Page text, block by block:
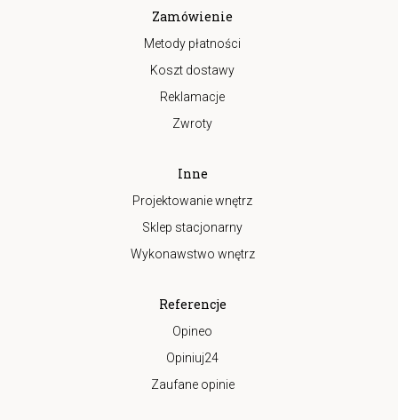
Zamówienie
Metody płatności
Koszt dostawy
Reklamacje
Zwroty
Inne
Projektowanie wnętrz
Sklep stacjonarny
Wykonawstwo wnętrz
Referencje
Opineo
Opiniuj24
Zaufane opinie